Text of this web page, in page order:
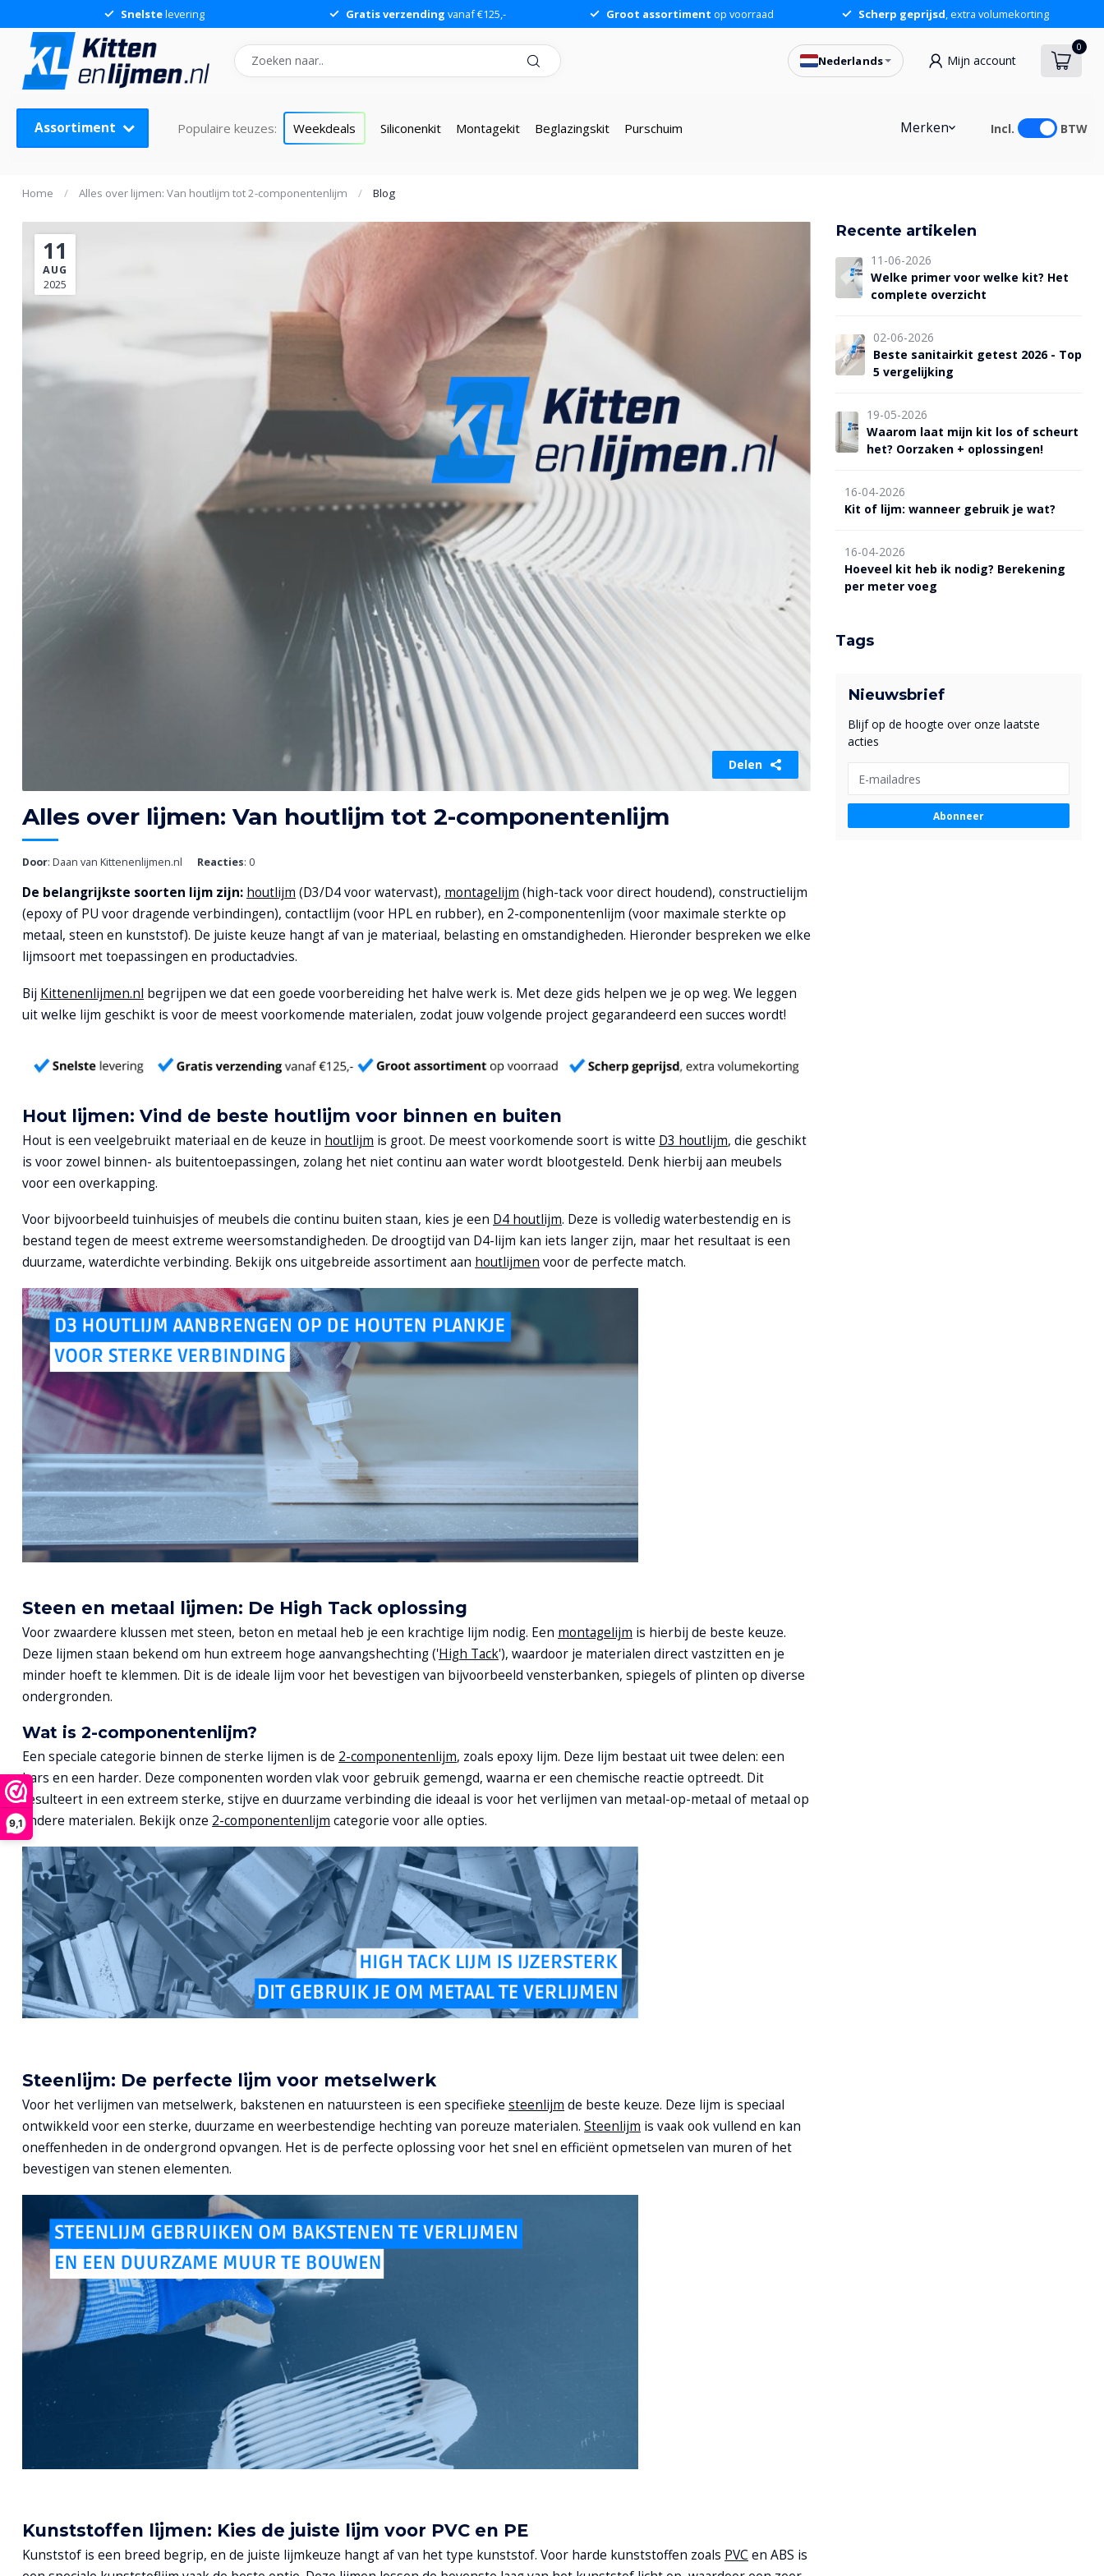
9,1
Snelstelevering Gratis verzending vanaf €125,- Groot assortiment op voorraad Scherp geprijsd, extra volumekorting
Nederlands Mijn account
0
Assortiment Populaire keuzes: Weekdeals Siliconenkit Montagekit Beglazingskit Purschuim Merken Incl. BTW
Home / Alles over lijmen: Van houtlijm tot 2-componentenlijm / Blog
11
AUG
2025
Delen
Alles over lijmen: Van houtlijm tot 2-componentenlijm
Door: Daan van Kittenenlijmen.nl Reacties: 0
De belangrijkste soorten lijm zijn: houtlijm (D3/D4 voor watervast), montagelijm (high-tack voor direct houdend), constructielijm
(epoxy of PU voor dragende verbindingen), contactlijm (voor HPL en rubber), en 2-componentenlijm (voor maximale sterkte op
metaal, steen en kunststof). De juiste keuze hangt af van je materiaal, belasting en omstandigheden. Hieronder bespreken we elke
lijmsoort met toepassingen en productadvies.
Bij Kittenenlijmen.nl begrijpen we dat een goede voorbereiding het halve werk is. Met deze gids helpen we je op weg. We leggen
uit welke lijm geschikt is voor de meest voorkomende materialen, zodat jouw volgende project gegarandeerd een succes wordt!
Hout lijmen: Vind de beste houtlijm voor binnen en buiten
Hout is een veelgebruikt materiaal en de keuze in houtlijm is groot. De meest voorkomende soort is witte D3 houtlijm, die geschikt
is voor zowel binnen- als buitentoepassingen, zolang het niet continu aan water wordt blootgesteld. Denk hierbij aan meubels
voor een overkapping.
Voor bijvoorbeeld tuinhuisjes of meubels die continu buiten staan, kies je een D4 houtlijm. Deze is volledig waterbestendig en is
bestand tegen de meest extreme weersomstandigheden. De droogtijd van D4-lijm kan iets langer zijn, maar het resultaat is een
duurzame, waterdichte verbinding. Bekijk ons uitgebreide assortiment aan houtlijmen voor de perfecte match.
Steen en metaal lijmen: De High Tack oplossing
Voor zwaardere klussen met steen, beton en metaal heb je een krachtige lijm nodig. Een montagelijm is hierbij de beste keuze.
Deze lijmen staan bekend om hun extreem hoge aanvangshechting ('High Tack'), waardoor je materialen direct vastzitten en je
minder hoeft te klemmen. Dit is de ideale lijm voor het bevestigen van bijvoorbeeld vensterbanken, spiegels of plinten op diverse
ondergronden.
Wat is 2-componentenlijm?
Een speciale categorie binnen de sterke lijmen is de 2-componentenlijm, zoals epoxy lijm. Deze lijm bestaat uit twee delen: een
hars en een harder. Deze componenten worden vlak voor gebruik gemengd, waarna er een chemische reactie optreedt. Dit
resulteert in een extreem sterke, stijve en duurzame verbinding die ideaal is voor het verlijmen van metaal-op-metaal of metaal op
andere materialen. Bekijk onze 2-componentenlijm categorie voor alle opties.
Steenlijm: De perfecte lijm voor metselwerk
Voor het verlijmen van metselwerk, bakstenen en natuursteen is een specifieke steenlijm de beste keuze. Deze lijm is speciaal
ontwikkeld voor een sterke, duurzame en weerbestendige hechting van poreuze materialen. Steenlijm is vaak ook vullend en kan
oneffenheden in de ondergrond opvangen. Het is de perfecte oplossing voor het snel en efficiënt opmetselen van muren of het
bevestigen van stenen elementen.
Kunststoffen lijmen: Kies de juiste lijm voor PVC en PE
Kunststof is een breed begrip, en de juiste lijmkeuze hangt af van het type kunststof. Voor harde kunststoffen zoals PVC en ABS is
Recente artikelen
11-06-2026
Welke primer voor welke kit? Het
complete overzicht
02-06-2026
Beste sanitairkit getest 2026 - Top
5 vergelijking
19-05-2026
Waarom laat mijn kit los of scheurt
het? Oorzaken + oplossingen!
16-04-2026
Kit of lijm: wanneer gebruik je wat?
16-04-2026
Hoeveel kit heb ik nodig? Berekening
per meter voeg
Tags
Nieuwsbrief
Blijf op de hoogte over onze laatste
acties
Abonneer